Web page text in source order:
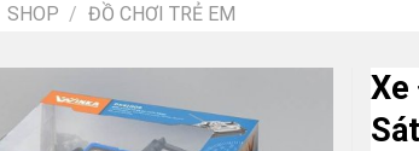
SHOP / ĐỒ CHƠI TRẺ EM
Xe
Sát